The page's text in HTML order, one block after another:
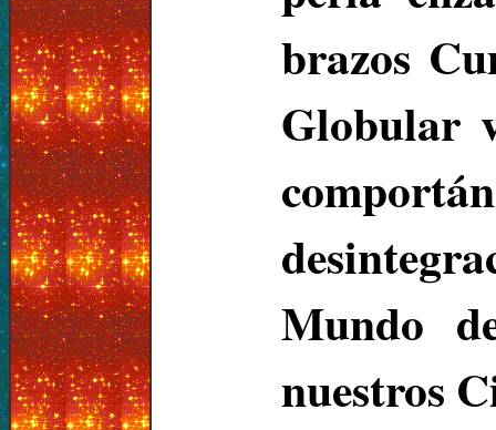
brazos
Globular
Mundo
nuestros